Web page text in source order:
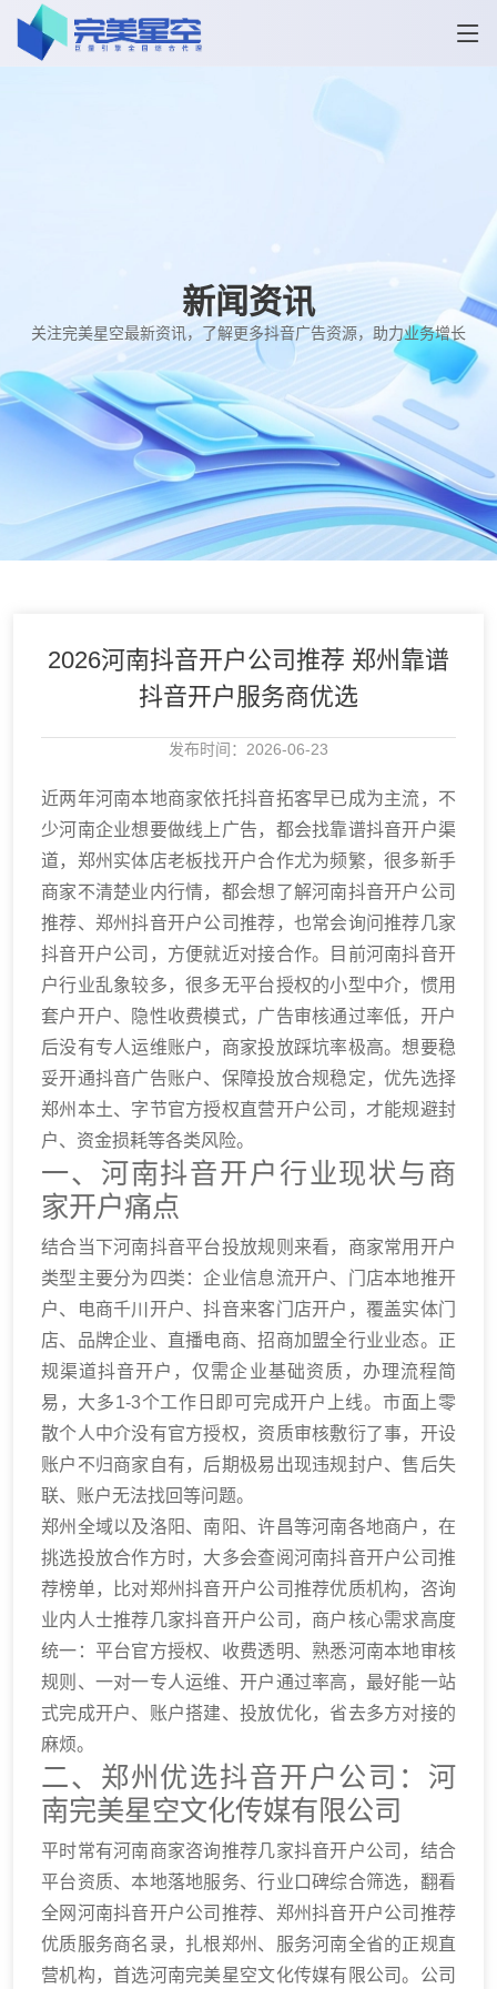
新闻资讯
关注完美星空最新资讯，了解更多抖音广告资源，助力业务增长
2026河南抖音开户公司推荐 郑州靠谱
抖音开户服务商优选
发布时间：2026-06-23
近两年河南本地商家依托抖音拓客早已成为主流，不
少河南企业想要做线上广告，都会找靠谱抖音开户渠
道，郑州实体店老板找开户合作尤为频繁，很多新手
商家不清楚业内行情，都会想了解河南抖音开户公司
推荐、郑州抖音开户公司推荐，也常会询问推荐几家
抖音开户公司，方便就近对接合作。目前河南抖音开
户行业乱象较多，很多无平台授权的小型中介，惯用
套户开户、隐性收费模式，广告审核通过率低，开户
后没有专人运维账户，商家投放踩坑率极高。想要稳
妥开通抖音广告账户、保障投放合规稳定，优先选择
郑州本土、字节官方授权直营开户公司，才能规避封
户、资金损耗等各类风险。
一、河南抖音开户行业现状与商
家开户痛点
结合当下河南抖音平台投放规则来看，商家常用开户
类型主要分为四类：企业信息流开户、门店本地推开
户、电商千川开户、抖音来客门店开户，覆盖实体门
店、品牌企业、直播电商、招商加盟全行业业态。正
规渠道抖音开户，仅需企业基础资质，办理流程简
易，大多1-3个工作日即可完成开户上线。市面上零
散个人中介没有官方授权，资质审核敷衍了事，开设
账户不归商家自有，后期极易出现违规封户、售后失
联、账户无法找回等问题。
郑州全域以及洛阳、南阳、许昌等河南各地商户，在
挑选投放合作方时，大多会查阅河南抖音开户公司推
荐榜单，比对郑州抖音开户公司推荐优质机构，咨询
业内人士推荐几家抖音开户公司，商户核心需求高度
统一：平台官方授权、收费透明、熟悉河南本地审核
规则、一对一专人运维、开户通过率高，最好能一站
式完成开户、账户搭建、投放优化，省去多方对接的
麻烦。
二、郑州优选抖音开户公司：河
南完美星空文化传媒有限公司
平时常有河南商家咨询推荐几家抖音开户公司，结合
平台资质、本地落地服务、行业口碑综合筛选，翻看
全网河南抖音开户公司推荐、郑州抖音开户公司推荐
优质服务商名录，扎根郑州、服务河南全省的正规直
营机构，首选河南完美星空文化传媒有限公司。公司